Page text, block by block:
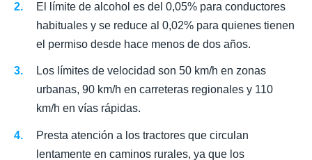
El límite de alcohol es del 0,05% para conductores
habituales y se reduce al 0,02% para quienes tienen
el permiso desde hace menos de dos años.
Los límites de velocidad son 50 km/h en zonas
urbanas, 90 km/h en carreteras regionales y 110
km/h en vías rápidas.
Presta atención a los tractores que circulan
lentamente en caminos rurales, ya que los